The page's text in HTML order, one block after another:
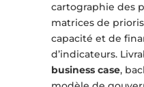
cartographie des
matrices de
capacité et de
d’indicateurs.
business case,